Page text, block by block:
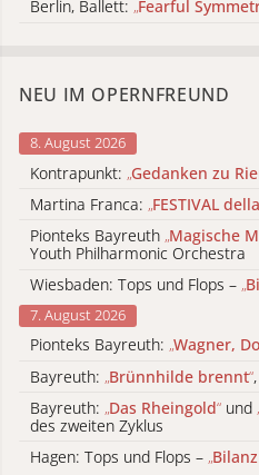
Berlin, Ballett: „Fearful
NEU IM OPERNFREUND
8. August 2026
Kontrapunkt: „Gedanken zu
Martina Franca: „FESTIVAL
Pionteks Bayreuth „Magische
Youth Philharmonic Orchestra
Wiesbaden: Tops und Flops – „
7. August 2026
Pionteks Bayreuth: „Wagner,
Bayreuth: „Brünnhilde brennt“
Bayreuth: „Das Rheingold“ und
des zweiten Zyklus
Hagen: Tops und Flops – „